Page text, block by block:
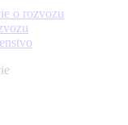
o rozvozu